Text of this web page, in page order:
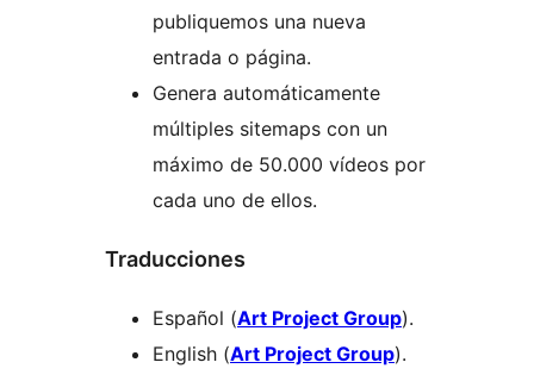
publiquemos una nueva
entrada o página.
Genera automáticamente
múltiples sitemaps con un
máximo de 50.000 vídeos por
cada uno de ellos.
Traducciones
Español (Art Project Group).
English (Art Project Group).